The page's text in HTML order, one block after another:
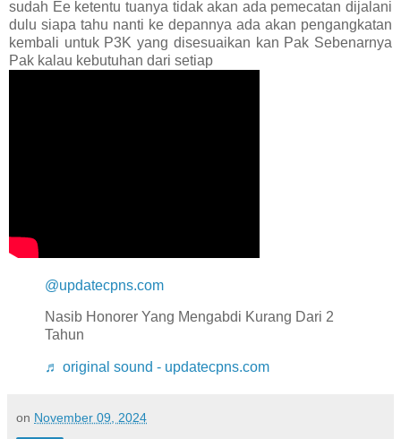
sudah Ee ketentu tuanya tidak akan ada pemecatan dijalani
dulu siapa tahu nanti ke depannya ada akan pengangkatan
kembali untuk P3K yang disesuaikan kan Pak Sebenarnya
Pak kalau kebutuhan dari setiap
@updatecpns.com
Nasib Honorer Yang Mengabdi Kurang Dari 2
Tahun
♬ original sound - updatecpns.com
on November 09, 2024